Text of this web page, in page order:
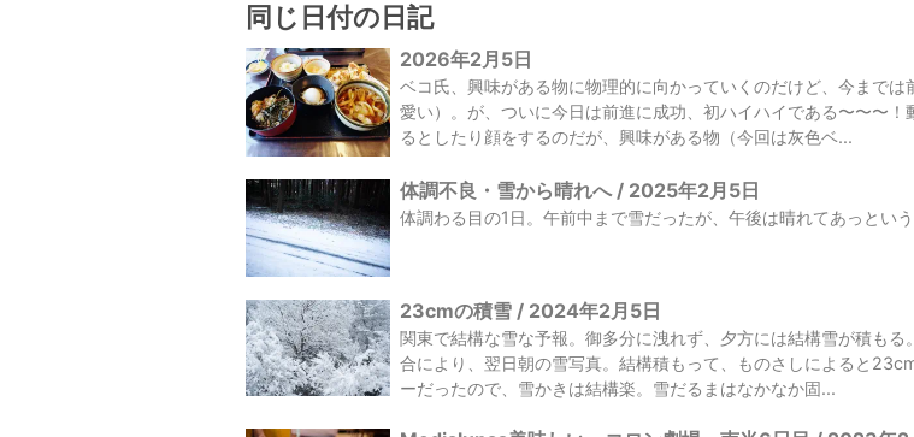
同じ日付の日記
2026年2月5日
ベコ氏、興味がある物に物理的に向かっていくのだけど、今まで
愛い）。が、ついに今日は前進に成功、初ハイハイである〜〜〜
るとしたり顔をするのだが、興味がある物（今回は灰色ベ...
体調不良・雪から晴れへ / 2025年2月5日
体調わる目の1日。午前中まで雪だったが、午後は晴れてあっという
23cmの積雪 / 2024年2月5日
関東で結構な雪な予報。御多分に洩れず、夕方には結構雪が積も
合により、翌日朝の雪写真。結構積もって、ものさしによると
ーだったので、雪かきは結構楽。雪だるまはなかなか固...